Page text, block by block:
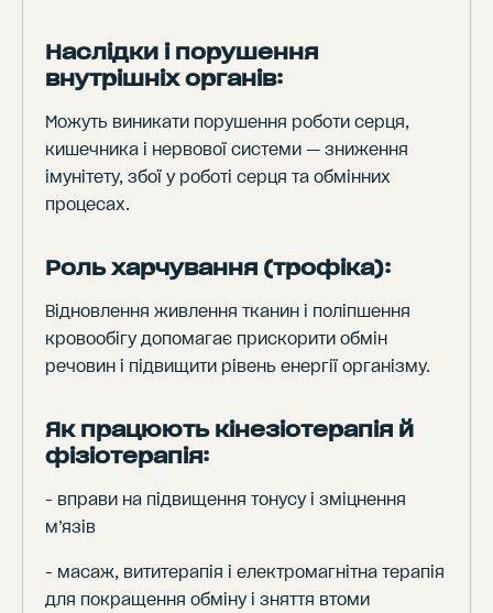
Наслідки і порушення
внутрішніх органів:
Можуть виникати порушення роботи серця,
кишечника і нервової системи — зниження
імунітету, збої у роботі серця та обмінних
процесах.
Роль харчування (трофіка):
Відновлення живлення тканин і поліпшення
кровообігу допомагає прискорити обмін
речовин і підвищити рівень енергії організму.
Як працюють кінезіотерапія й
фізіотерапія:
- вправи на підвищення тонусу і зміцнення
м’язів
- масаж, вититерапія і електромагнітна терапія
для покращення обміну і зняття втоми